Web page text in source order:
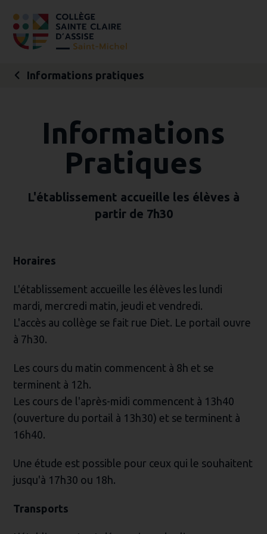
contenu.
navigation
Informations pratiques
Informations
Pratiques
L'établissement accueille les élèves à
partir de 7h30
Horaires
L'établissement accueille les élèves les lundi
mardi, mercredi matin, jeudi et vendredi.
L'accès au collège se fait rue Diet. Le portail ouvre
à 7h30.
Les cours du matin commencent à 8h et se
terminent à 12h.
Les cours de l'après-midi commencent à 13h40
(ouverture du portail à 13h30) et se terminent à
16h40.
Une étude est possible pour ceux qui le souhaitent
jusqu'à 17h30 ou 18h.
Transports